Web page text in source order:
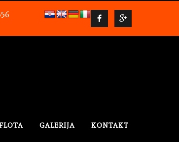
GALERIJA KONTAKT
IZRAŽENE NA